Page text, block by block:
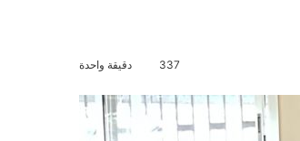
337 دقيقة واحدة